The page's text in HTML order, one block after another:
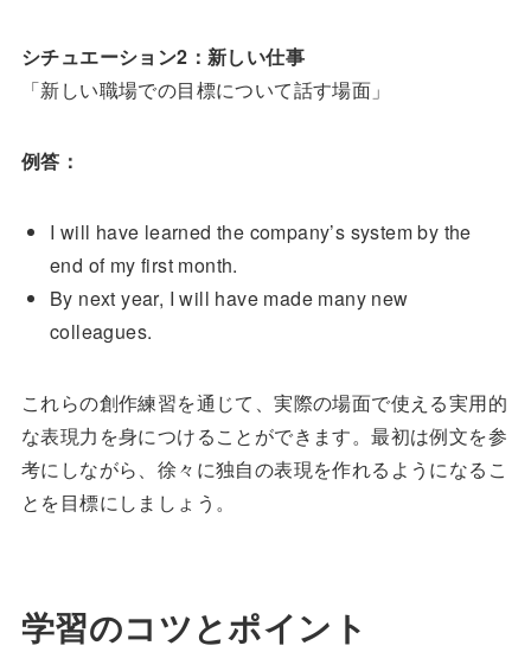
シチュエーション2：新しい仕事
「新しい職場での目標について話す場面」
例答：
I will have learned the company’s system by the
end of my first month.
By next year, I will have made many new
colleagues.
これらの創作練習を通じて、実際の場面で使える実用的
な表現力を身につけることができます。最初は例文を参
考にしながら、徐々に独自の表現を作れるようになるこ
とを目標にしましょう。
学習のコツとポイント